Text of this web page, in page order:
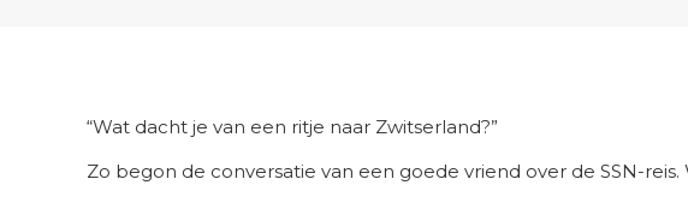
“Wat dacht je van een ritje naar Zwitserland?”
Zo begon de conversatie van een goede vriend over de SSN-